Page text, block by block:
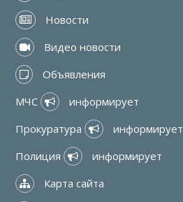
Новости
Видео новости
Объявления
МЧС
информирует
Прокуратура
информирует
Полиция
информирует
Карта сайта